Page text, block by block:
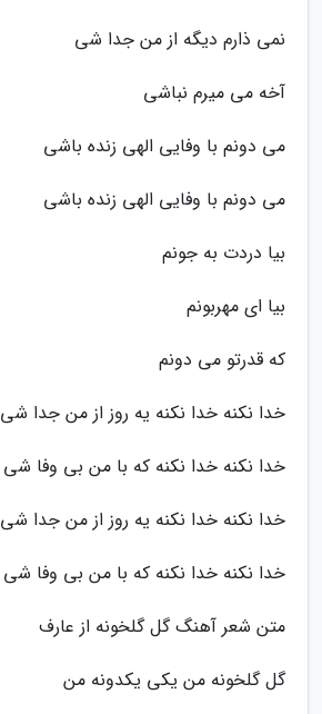
نمی ذارم دیگه از من جدا شی
آخه می میرم نباشی
می دونم با وفایی الهی زنده باشی
می دونم با وفایی الهی زنده باشی
بیا دردت به جونم
بیا ای مهربونم
که قدرتو می دونم
خدا نکنه خدا نکنه یه روز از من جدا شی
خدا نکنه خدا نکنه که با من بی وفا شی
خدا نکنه خدا نکنه یه روز از من جدا شی
خدا نکنه خدا نکنه که با من بی وفا شی
متن شعر آهنگ گل گلخونه از عارف
گل گلخونه من یکی یکدونه من